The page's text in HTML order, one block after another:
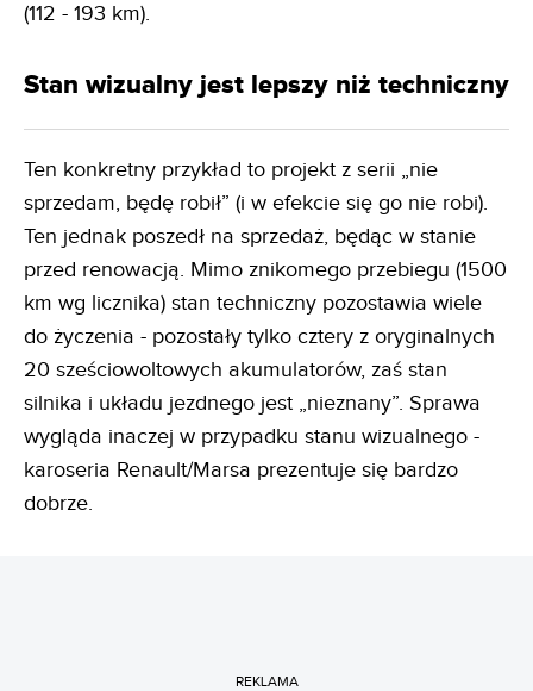
(112 - 193 km).
Stan wizualny jest lepszy niż techniczny
Ten konkretny przykład to projekt z serii „nie
sprzedam, będę robił” (i w efekcie się go nie robi).
Ten jednak poszedł na sprzedaż, będąc w stanie
przed renowacją. Mimo znikomego przebiegu (1500
km wg licznika) stan techniczny pozostawia wiele
do życzenia - pozostały tylko cztery z oryginalnych
20 sześciowoltowych akumulatorów, zaś stan
silnika i układu jezdnego jest „nieznany”. Sprawa
wygląda inaczej w przypadku stanu wizualnego -
karoseria Renault/Marsa prezentuje się bardzo
dobrze.
REKLAMA